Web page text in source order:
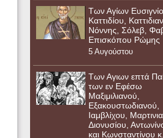
Των Αγίων
Καττιδίου,
Νόννης, Σόλεβ,
Επισκόπου Ρώμης
5 Αυγούστου
Των Αγιων επτά
των εν Εφέσω
Μαξιμιλιανού,
Εξακουστωδιανού,
Ιαμβλίχου,
Διονυσίου,
και Κωνσταντίνου